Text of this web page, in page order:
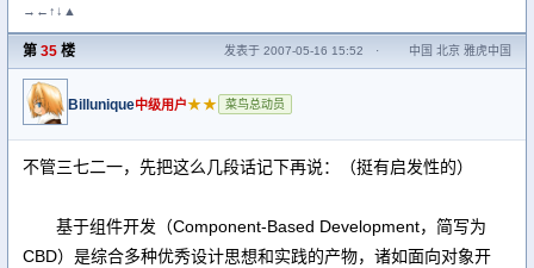
→←↑↓▲
第 35 楼 发表于 2007-05-16 15:52 · 中国 北京 雅虎中国
Billunique中级用户★★ 菜鸟总动员
不管三七二一，先把这么几段话记下再说：（挺有启发性的）
基于组件开发（Component-Based Development，简写为
CBD）是综合多种优秀设计思想和实践的产物，诸如面向对象开